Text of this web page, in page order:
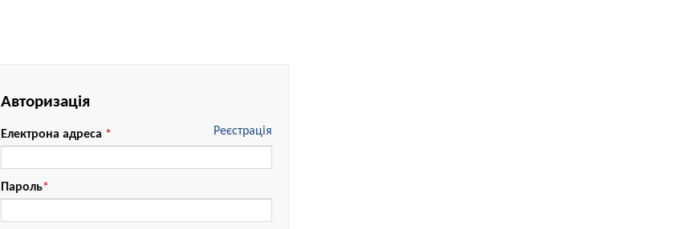
Авторизація
Реєстрація
Електрона адреса *
Пароль*